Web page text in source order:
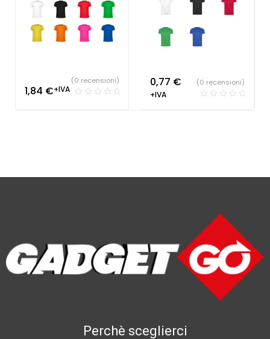
1,84 €+IVA
(0 recensioni) 0,77 €
+IVA
(0 recensioni)
Perchè sceglierci